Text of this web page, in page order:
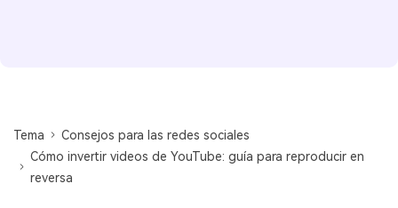
Tema
Consejos para las redes sociales
Cómo invertir videos de YouTube: guía para reproducir en
reversa